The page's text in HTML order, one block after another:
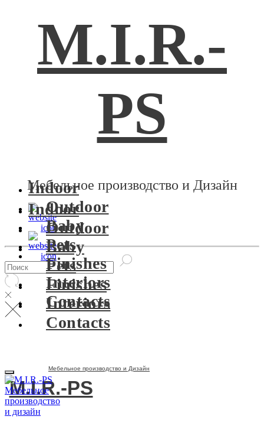
M.I.R.-
PS
Мебельное производство и Дизайн
Indoor
Outdoor
Baby
Pets
Finishes
Interiors
Contacts
Indoor
Outdoor
Baby
Pets
Finishes
Interiors
Contacts
Мебельное производство и Дизайн
M.I.R.-PS